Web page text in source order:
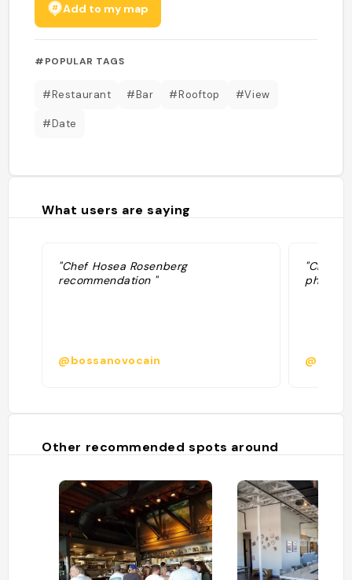
Add to my map
#POPULAR TAGS
#Restaurant #Bar #Rooftop #View
#Date
What users are saying
"Chef Hosea Rosenberg
recommendation "
@bossanovocain
"Chefs
Other recommended spots around